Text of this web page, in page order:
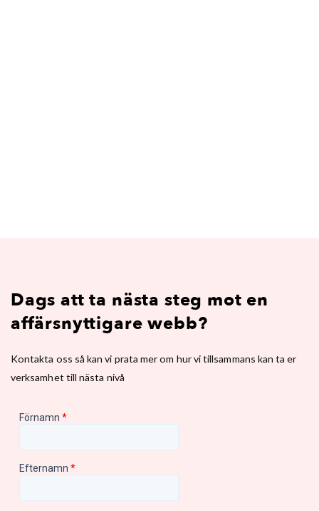
Dags att ta nästa steg mot en
affärsnyttigare webb?
Kontakta oss så kan vi prata mer om hur vi tillsammans kan ta er
verksamhet till nästa nivå